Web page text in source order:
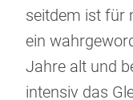
seitdem ist für
ein
Jahre alt und
intensiv das